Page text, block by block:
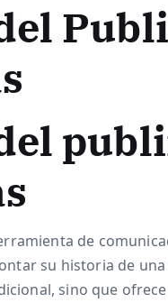
de
su historia de
sino que